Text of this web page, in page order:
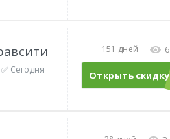
Сегодня
151 дней 6
Открыть скидку